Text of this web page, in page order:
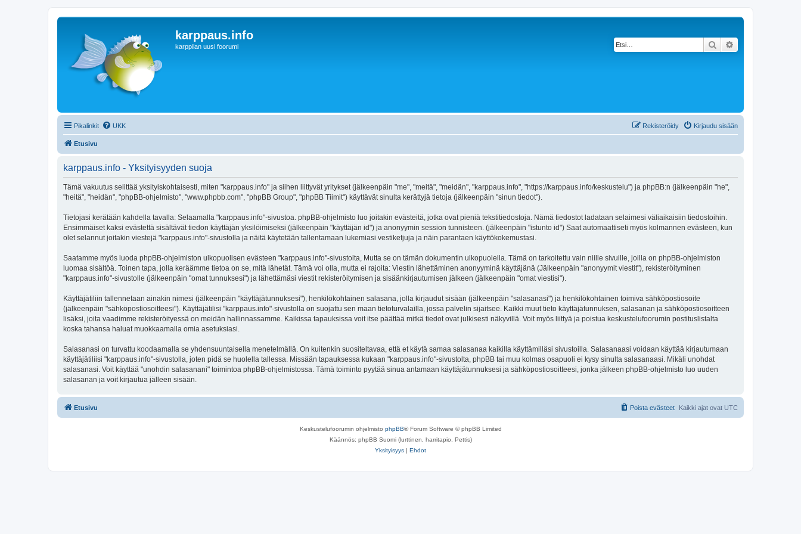
karppaus.info
karppilan uusi foorumi Etsi
Pikalinkit UKK Kirjaudu sisään
Rekisteröidy
Etusivu
karppaus.info - Yksityisyyden suoja
Tämä vakuutus selittää yksityiskohtaisesti, miten "karppaus.info" ja siihen liittyvät yritykset (jälkeenpäin "me", "meitä", "meidän", "karppaus.info", "https://karppaus.info/keskustelu") ja phpBB:n (jälkeenpäin "he",
"heitä", "heidän", "phpBB-ohjelmisto", "www.phpbb.com", "phpBB Group", "phpBB Tiimit") käyttävät sinulta kerättyjä tietoja (jälkeenpäin "sinun tiedot").
Tietojasi kerätään kahdella tavalla: Selaamalla "karppaus.info"-sivustoa. phpBB-ohjelmisto luo joitakin evästeitä, jotka ovat pieniä tekstitiedostoja. Nämä tiedostot ladataan selaimesi väliaikaisiin tiedostoihin.
Ensimmäiset kaksi evästettä sisältävät tiedon käyttäjän yksilöimiseksi (jälkeenpäin "käyttäjän id") ja anonyymin session tunnisteen. (jälkeenpäin "istunto id") Saat automaattiseti myös kolmannen evästeen, kun
olet selannut joitakin viestejä "karppaus.info"-sivustolla ja näitä käytetään tallentamaan lukemiasi vestiketjuja ja näin parantaen käyttökokemustasi.
Saatamme myös luoda phpBB-ohjelmiston ulkopuolisen evästeen "karppaus.info"-sivustolta, Mutta se on tämän dokumentin ulkopuolella. Tämä on tarkoitettu vain niille sivuille, joilla on phpBB-ohjelmiston
luomaa sisältöä. Toinen tapa, jolla keräämme tietoa on se, mitä lähetät. Tämä voi olla, mutta ei rajoita: Viestin lähettäminen anonyyminä käyttäjänä (Jälkeenpäin "anonyymit viestit"), rekisteröityminen
"karppaus.info"-sivustolle (jälkeenpäin "omat tunnuksesi") ja lähettämäsi viestit rekisteröitymisen ja sisäänkirjautumisen jälkeen (jälkeenpäin "omat viestisi").
Käyttäjätiliin tallennetaan ainakin nimesi (jälkeenpäin "käyttäjätunnuksesi"), henkilökohtainen salasana, jolla kirjaudut sisään (jälkeenpäin "salasanasi") ja henkilökohtainen toimiva sähköpostiosoite
(jälkeenpäin "sähköpostiosoitteesi"). Käyttäjätilisi "karppaus.info"-sivustolla on suojattu sen maan tietoturvalailla, jossa palvelin sijaitsee. Kaikki muut tieto käyttäjätunnuksen, salasanan ja sähköpostiosoitteen
lisäksi, joita vaadimme rekisteröityessä on meidän hallinnassamme. Kaikissa tapauksissa voit itse päättää mitkä tiedot ovat julkisesti näkyvillä. Voit myös liittyä ja poistua keskustelufoorumin postituslistalta
koska tahansa haluat muokkaamalla omia asetuksiasi.
Salasanasi on turvattu koodaamalla se yhdensuuntaisella menetelmällä. On kuitenkin suositeltavaa, että et käytä samaa salasanaa kaikilla käyttämilläsi sivustoilla. Salasanaasi voidaan käyttää kirjautumaan
käyttäjätiliisi "karppaus.info"-sivustolla, joten pidä se huolella tallessa. Missään tapauksessa kukaan "karppaus.info"-sivustolta, phpBB tai muu kolmas osapuoli ei kysy sinulta salasanaasi. Mikäli unohdat
salasanasi. Voit käyttää "unohdin salasanani" toimintoa phpBB-ohjelmistossa. Tämä toiminto pyytää sinua antamaan käyttäjätunnuksesi ja sähköpostiosoitteesi, jonka jälkeen phpBB-ohjelmisto luo uuden
salasanan ja voit kirjautua jälleen sisään.
Etusivu Kaikki ajat ovat UTC
Poista evästeet
Keskustelufoorumin ohjelmisto phpBB® Forum Software © phpBB Limited
Käännös: phpBB Suomi (lurttinen, harritapio, Pettis)
Yksityisyys | Ehdot